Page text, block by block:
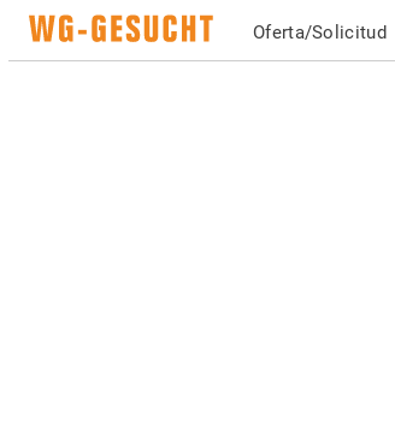
Oferta/Solicitud